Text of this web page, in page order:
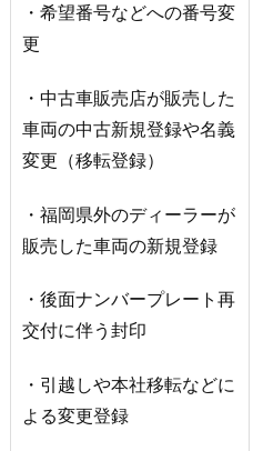
・希望番号などへの番号変
更
・中古車販売店が販売した
車両の中古新規登録や名義
変更（移転登録）
・福岡県外のディーラーが
販売した車両の新規登録
・後面ナンバープレート再
交付に伴う封印
・引越しや本社移転などに
よる変更登録